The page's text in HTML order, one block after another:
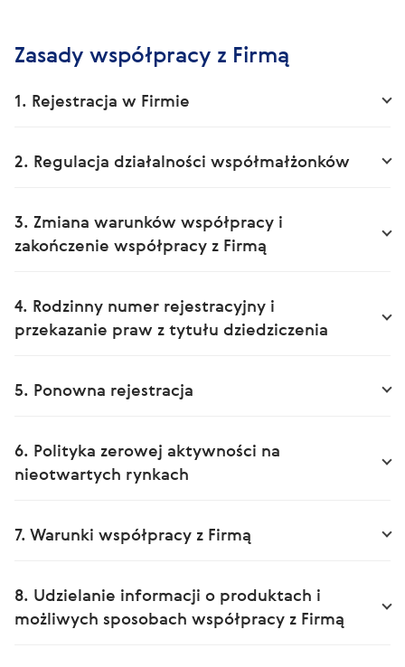
Zasady współpracy z Firmą
1. Rejestracja w Firmie
2. Regulacja działalności współmałżonków
3. Zmiana warunków współpracy i
zakończenie współpracy z Firmą
4. Rodzinny numer rejestracyjny i
przekazanie praw z tytułu dziedziczenia
5. Ponowna rejestracja
6. Polityka zerowej aktywności na
nieotwartych rynkach
7. Warunki współpracy z Firmą
8. Udzielanie informacji o produktach i
możliwych sposobach współpracy z Firmą